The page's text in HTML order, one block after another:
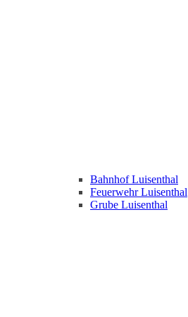
Bahnhof Luisenthal
Feuerwehr Luisenthal
Grube Luisenthal